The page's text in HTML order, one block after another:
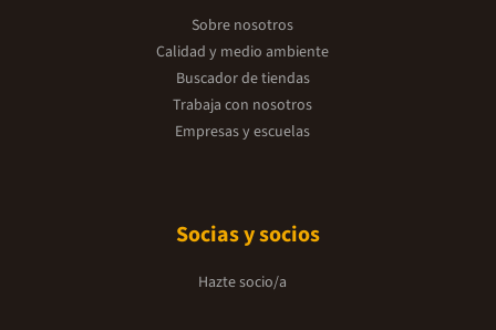
Sobre nosotros
Calidad y medio ambiente
Buscador de tiendas
Trabaja con nosotros
Empresas y escuelas
Socias y socios
Hazte socio/a